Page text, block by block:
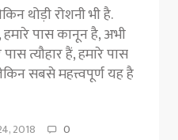
थोड़ी रोशनी भी है.
पास कानून है, अभी
त्यौहार हैं, हमारे पास
सबसे महत्त्वपूर्ण यह है
2018 0